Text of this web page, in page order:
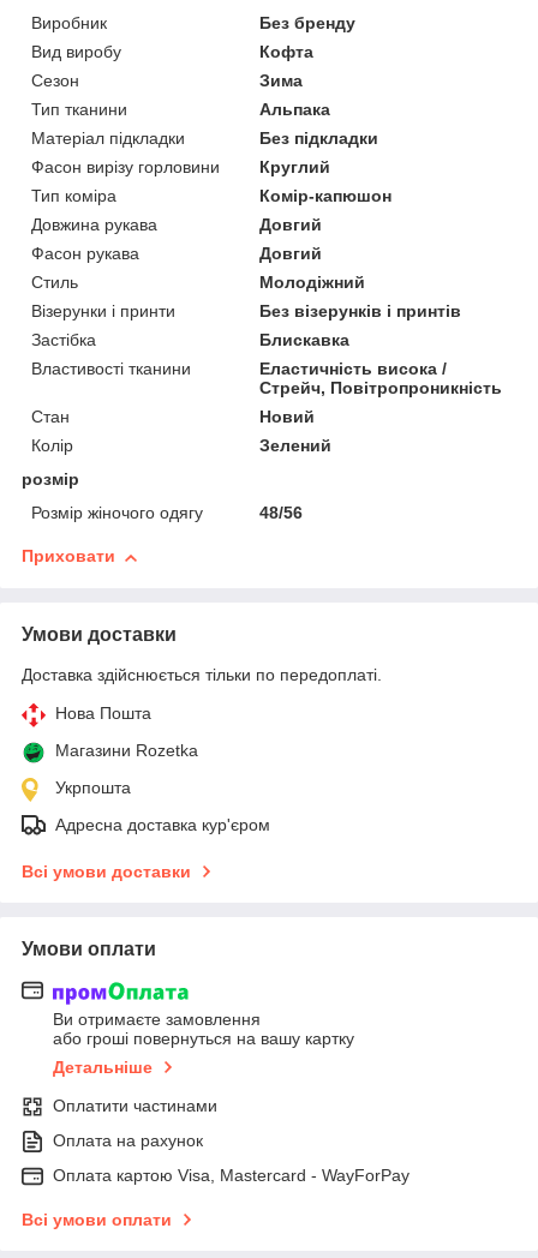
Виробник
Без бренду
Вид виробу
Кофта
Сезон
Зима
Тип тканини
Альпака
Матеріал підкладки
Без підкладки
Фасон вирізу горловини
Круглий
Тип коміра
Комір-капюшон
Довжина рукава
Довгий
Фасон рукава
Довгий
Стиль
Молодіжний
Візерунки і принти
Без візерунків і принтів
Застібка
Блискавка
Властивості тканини
Еластичність висока /
Стрейч, Повітропроникність
Стан
Новий
Колір
Зелений
розмір
Розмір жіночого одягу
48/56
Приховати
Умови доставки
Доставка здійснюється тільки по передоплаті.
Нова Пошта
Магазини Rozetka
Укрпошта
Адресна доставка кур'єром
Всі умови доставки
Умови оплати
Ви отримаєте замовлення
або гроші повернуться на вашу картку
Детальніше
Оплатити частинами
Оплата на рахунок
Оплата картою Visa, Mastercard - WayForPay
Всі умови оплати